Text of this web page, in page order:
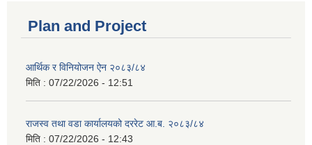
Plan and Project
आर्थिक र विनियोजन ऐन २०८३/८४
मिति : 07/22/2026 - 12:51
राजस्व तथा वडा कार्यालयको दररेट आ.ब. २०८३/८४
मिति : 07/22/2026 - 12:43